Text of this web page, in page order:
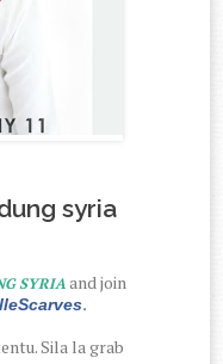
syria
SYRIAand join
.
Sila la grab